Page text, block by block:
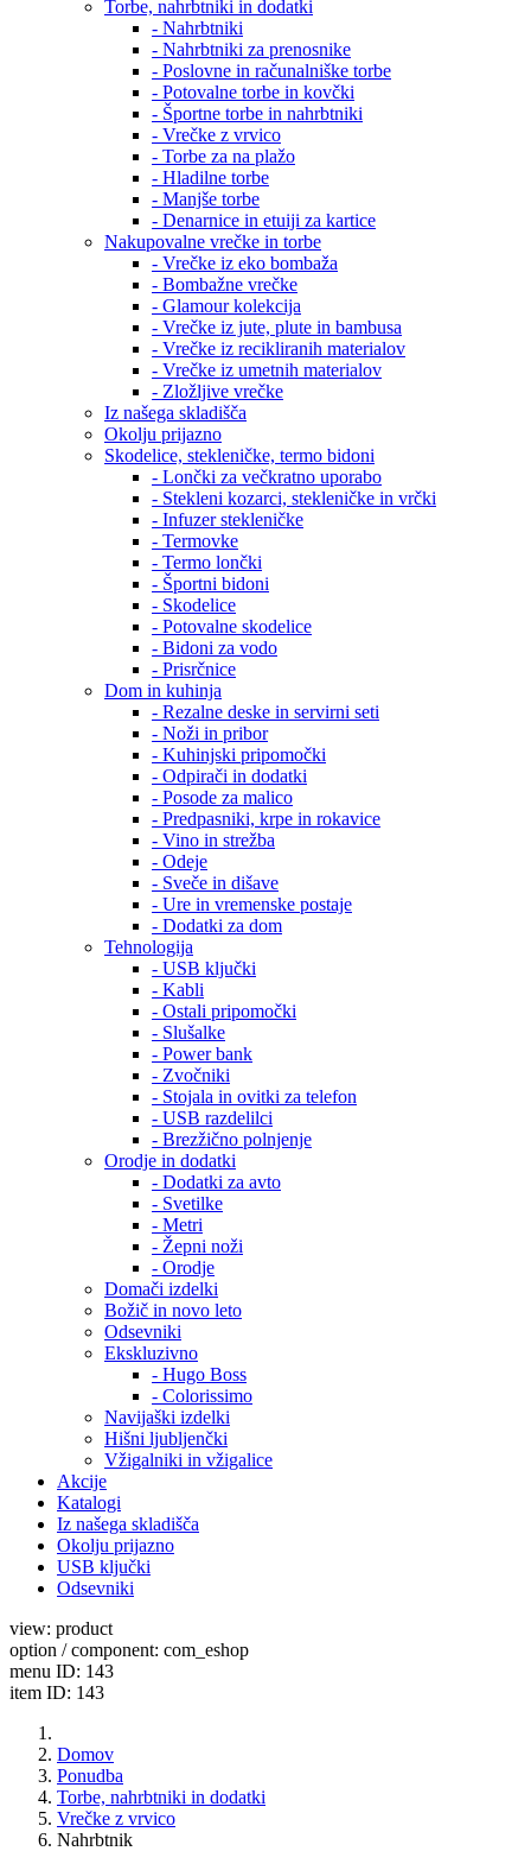
Torbe, nahrbtniki in dodatki
- Nahrbtniki
- Nahrbtniki za prenosnike
- Poslovne in računalniške torbe
- Potovalne torbe in kovčki
- Športne torbe in nahrbtniki
- Vrečke z vrvico
- Torbe za na plažo
- Hladilne torbe
- Manjše torbe
- Denarnice in etuiji za kartice
Nakupovalne vrečke in torbe
- Vrečke iz eko bombaža
- Bombažne vrečke
- Glamour kolekcija
- Vrečke iz jute, plute in bambusa
- Vrečke iz recikliranih materialov
- Vrečke iz umetnih materialov
- Zložljive vrečke
Iz našega skladišča
Okolju prijazno
Skodelice, stekleničke, termo bidoni
- Lončki za večkratno uporabo
- Stekleni kozarci, stekleničke in vrčki
- Infuzer stekleničke
- Termovke
- Termo lončki
- Športni bidoni
- Skodelice
- Potovalne skodelice
- Bidoni za vodo
- Prisrčnice
Dom in kuhinja
- Rezalne deske in servirni seti
- Noži in pribor
- Kuhinjski pripomočki
- Odpirači in dodatki
- Posode za malico
- Predpasniki, krpe in rokavice
- Vino in strežba
- Odeje
- Sveče in dišave
- Ure in vremenske postaje
- Dodatki za dom
Tehnologija
- USB ključki
- Kabli
- Ostali pripomočki
- Slušalke
- Power bank
- Zvočniki
- Stojala in ovitki za telefon
- USB razdelilci
- Brezžično polnjenje
Orodje in dodatki
- Dodatki za avto
- Svetilke
- Metri
- Žepni noži
- Orodje
Domači izdelki
Božič in novo leto
Odsevniki
Ekskluzivno
- Hugo Boss
- Colorissimo
Navijaški izdelki
Hišni ljubljenčki
Vžigalniki in vžigalice
Akcije
Katalogi
Iz našega skladišča
Okolju prijazno
USB ključki
Odsevniki
view: product
option / component: com_eshop
menu ID: 143
item ID: 143
Domov
Ponudba
Torbe, nahrbtniki in dodatki
Vrečke z vrvico
Nahrbtnik